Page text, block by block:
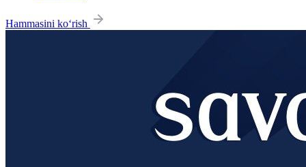
Hammasini ko‘rish